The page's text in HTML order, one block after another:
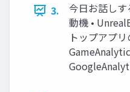
3.
今日お話し
動機 •
トップアプ